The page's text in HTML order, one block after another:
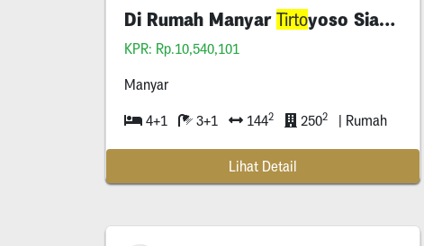
Di Rumah Manyar Tirtoyoso Siap Huni
KPR: Rp.10,540,101
Manyar
4+1 3+1 1442 2502 | Rumah
Lihat Detail